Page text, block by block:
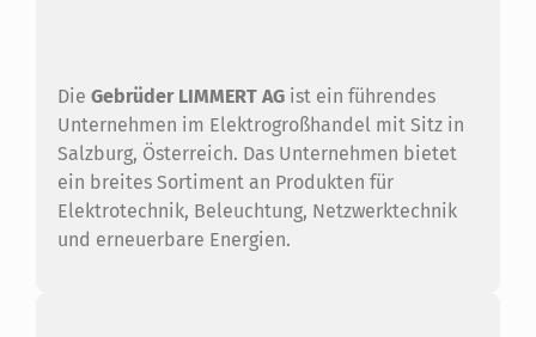
Die Gebrüder LIMMERT AG ist ein führendes
Unternehmen im Elektrogroßhandel mit Sitz in
Salzburg, Österreich. Das Unternehmen bietet
ein breites Sortiment an Produkten für
Elektrotechnik, Beleuchtung, Netzwerktechnik
und erneuerbare Energien.